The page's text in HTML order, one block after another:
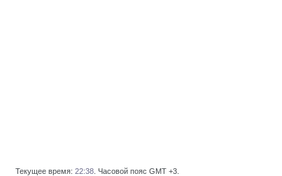
Текущее время: 22:38 . Часовой пояс GMT +3.